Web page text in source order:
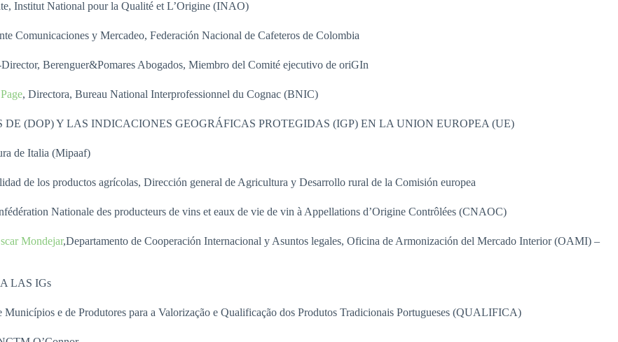
Institut National pour la Qualité et L’Origine (INAO)
Comunicaciones y Mercadeo, Federación Nacional de Cafeteros de Colombia
Berenguer&Pomares Abogados, Miembro del Comité ejecutivo de oriGIn
, Directora, Bureau National Interprofessionnel du Cognac (BNIC)
(DOP) Y LAS INDICACIONES GEOGRÁFICAS PROTEGIDAS (IGP) EN LA UNION EUROPEA (UE)
de Italia (Mipaaf)
de los productos agrícolas, Dirección general de Agricultura y Desarrollo rural de la Comisión europea
Nationale des producteurs de vins et eaux de vie de vin à Appellations d’Origine Contrôlées (CNAOC)
Mondejar,Departamento de Cooperación Internacional y Asuntos legales, Oficina de Armonización del Mercado Interior (OAMI) –
LAS IGs
e de Produtores para a Valorização e Qualificação dos Produtos Tradicionais Portugueses (QUALIFICA)